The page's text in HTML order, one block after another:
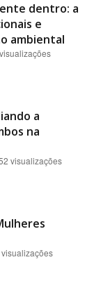
dentro: a
e
ambiental
a
na
visualizações
visualizações